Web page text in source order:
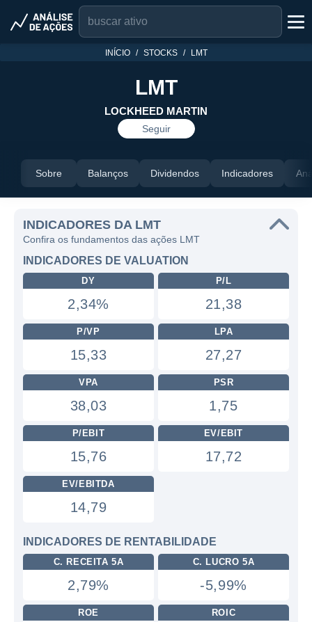
INÍCIO STOCKS LMT
LMT
LOCKHEED MARTIN
Seguir
Sobre Balanços Dividendos Indicadores
INDICADORES DA LMT
Confira os fundamentos das ações LMT
INDICADORES DE VALUATION
DY
2,34%
P/L
21,38
P/VP
15,33
LPA
27,27
VPA
38,03
PSR
1,75
P/EBIT
15,76
EV/EBIT
17,72
EV/EBITDA
14,79
INDICADORES DE RENTABILIDADE
C. RECEITA 5A
2,79%
C. LUCRO 5A
-5,99%
ROE ROIC